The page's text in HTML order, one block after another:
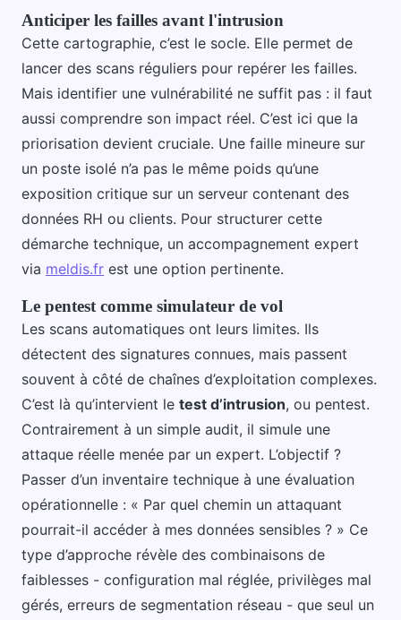
Anticiper les failles avant l'intrusion
Cette cartographie, c’est le socle. Elle permet de
lancer des scans réguliers pour repérer les failles.
Mais identifier une vulnérabilité ne suffit pas : il faut
aussi comprendre son impact réel. C’est ici que la
priorisation devient cruciale. Une faille mineure sur
un poste isolé n’a pas le même poids qu’une
exposition critique sur un serveur contenant des
données RH ou clients. Pour structurer cette
démarche technique, un accompagnement expert
via meldis.fr est une option pertinente.
Le pentest comme simulateur de vol
Les scans automatiques ont leurs limites. Ils
détectent des signatures connues, mais passent
souvent à côté de chaînes d’exploitation complexes.
C’est là qu’intervient le test d’intrusion, ou pentest.
Contrairement à un simple audit, il simule une
attaque réelle menée par un expert. L’objectif ?
Passer d’un inventaire technique à une évaluation
opérationnelle : « Par quel chemin un attaquant
pourrait-il accéder à mes données sensibles ? » Ce
type d’approche révèle des combinaisons de
faiblesses - configuration mal réglée, privilèges mal
gérés, erreurs de segmentation réseau - que seul un